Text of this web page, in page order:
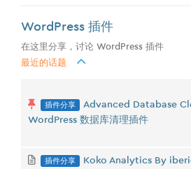
WordPress 插件
在这里分享，讨论 WordPress 插件
最近的话题
插件分享
Advanced Database
WordPress 数据库清理插件
插件分享
Koko Analytics By